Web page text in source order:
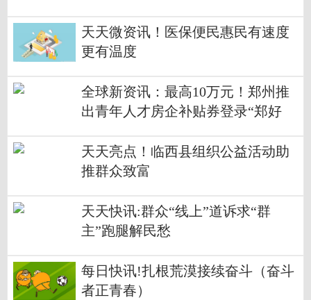
天天微资讯！医保便民惠民有速度
更有温度
全球新资讯：最高10万元！郑州推
出青年人才房企补贴券登录“郑好
天天亮点！临西县组织公益活动助
推群众致富
天天快讯:群众“线上”道诉求“群
主”跑腿解民愁
每日快讯!扎根荒漠接续奋斗（奋斗
者正青春）